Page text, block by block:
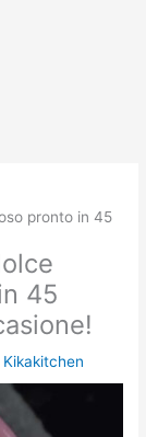
pronto in 45
45
Kikakitchen